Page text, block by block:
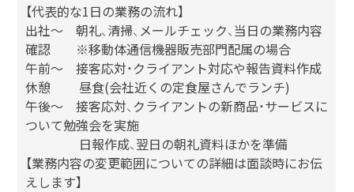
【代表的な1日の業務の流れ】
出社～ 朝礼、清掃、メールチェック、当日の業務内容
確認 ※移動体通信機器販売部門配属の場合
午前～ 接客応対・クライアント対応や報告資料作成
休憩 昼食(会社近くの定食屋さんでランチ)
午後～ 接客応対、クライアントの新商品・サービスに
ついて勉強会を実施
日報作成、翌日の朝礼資料ほかを準備
【業務内容の変更範囲についての詳細は面談時にお伝
えします】